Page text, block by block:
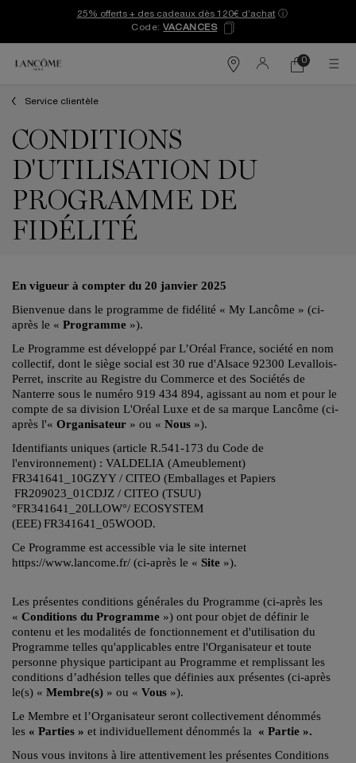
25% offerts + des cadeaux dès 120€ d’achat ⓘ
Code:VACANCES
Trouver
Mon
0
0 produit
Service clientèle
CONDITIONS
D'UTILISATION DU
PROGRAMME DE
FIDÉLITÉ
En vigueur à compter du 20 janvier 2025
Bienvenue dans le programme de fidélité « My Lancôme » (ci-
après le « Programme »).
Le Programme est développé par L’Oréal France, société en nom
collectif, dont le siège social est 30 rue d'Alsace 92300 Levallois-
Perret, inscrite au Registre du Commerce et des Sociétés de
Nanterre sous le numéro 919 434 894, agissant au nom et pour le
compte de sa division L'Oréal Luxe et de sa marque Lancôme (ci-
après l'« Organisateur » ou « Nous »).
Identifiants uniques (article R.541-173 du Code de
l'environnement) : VALDELIA (Ameublement)
FR341641_10GZYY/ CITEO (Emballages et Papiers
FR209023_01CDJZ / CITEO (TSUU)
°FR341641_20LLOW°/ ECOSYSTEM
(EEE)FR341641_05WOOD.
Ce Programme est accessible via le site internet
https://www.lancome.fr/ (ci-après le « Site »).
Les présentes conditions générales du Programme (ci-après les
« Conditions du Programme ») ont pour objet de définir le
contenu et les modalités de fonctionnement et d'utilisation du
Programme telles qu'applicables entre l'Organisateur et toute
personne physique participant au Programme et remplissant les
conditions d’adhésion telles que définies aux présentes (ci-après
le(s) « Membre(s) » ou « Vous »).
Le Membre et l’Organisateur seront collectivement dénommés
les « Parties » et individuellement dénommés la « Partie ».
Nous vous invitons à lire attentivement les présentes Conditions